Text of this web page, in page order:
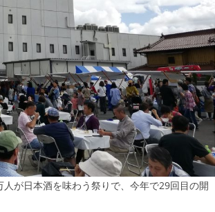
が日本酒を味わう祭りで、今年で29回目の開